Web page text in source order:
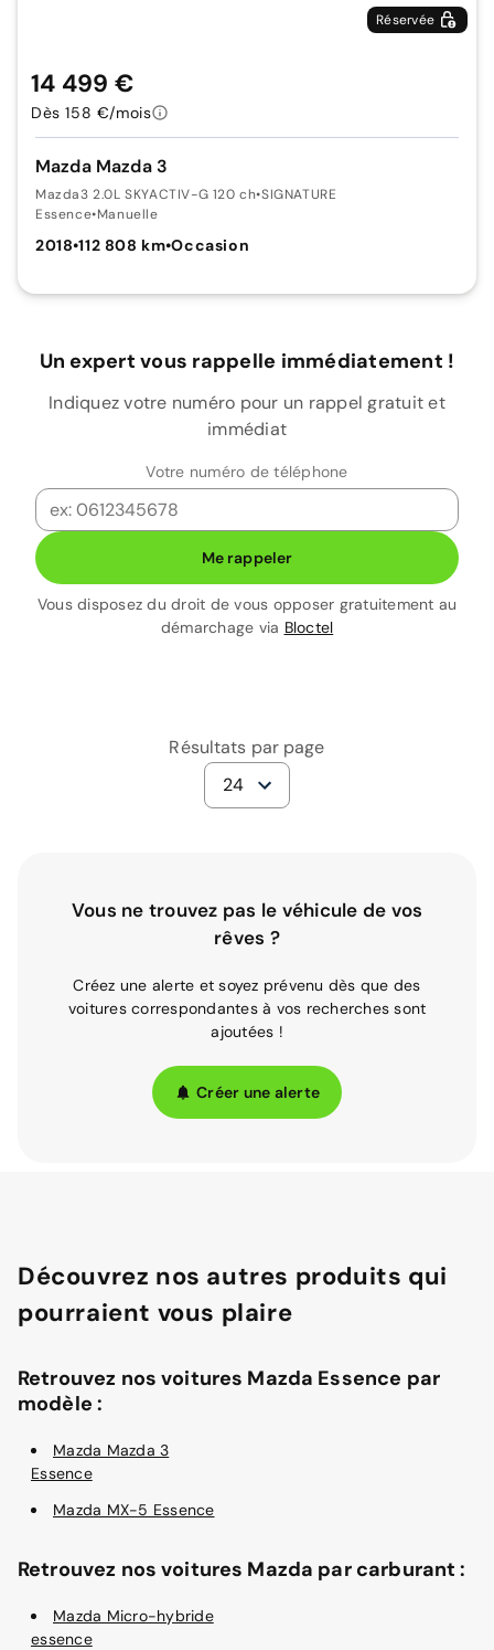
Réservée
Mazda Mazda 3
Mazda3 2.0L SKYACTIV-G 120 ch•SIGNATURE
Essence•Manuelle
2018•112 808 km•Occasion
14 499 €
Dès 158 €/mois
Un expert vous rappelle immédiatement !
Indiquez votre numéro pour un rappel gratuit et
immédiat
Votre numéro de téléphone
Me rappeler
Vous disposez du droit de vous opposer gratuitement au
démarchage via Bloctel
Résultats par page
24
Vous ne trouvez pas le véhicule de vos
rêves ?
Créez une alerte et soyez prévenu dès que des
voitures correspondantes à vos recherches sont
ajoutées !
Créer une alerte
Découvrez nos autres produits qui
pourraient vous plaire
Retrouvez nos voitures Mazda Essence par
modèle :
Mazda Mazda 3
Essence
Mazda MX-5 Essence
Retrouvez nos voitures Mazda par carburant :
Mazda Micro-hybride
essence